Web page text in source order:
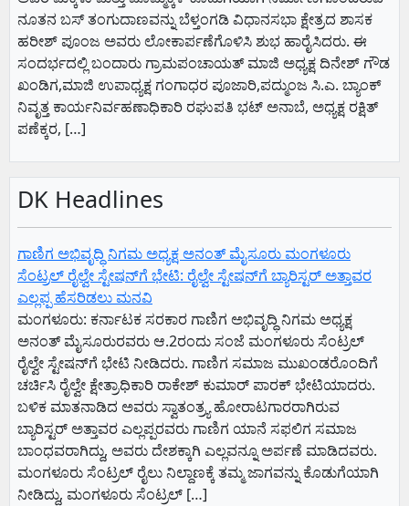
ನೂತನ ಬಸ್ ತಂಗುದಾಣವನ್ನು ಬೆಳ್ತಂಗಡಿ ವಿಧಾನಸಭಾ ಕ್ಷೇತ್ರದ ಶಾಸಕ
ಹರೀಶ್ ಪೂಂಜ ಅವರು ಲೋಕಾರ್ಪಣೆಗೊಳಿಸಿ ಶುಭ ಹಾರೈಸಿದರು. ಈ
ಸಂದರ್ಭದಲ್ಲಿ ಬಂದಾರು ಗ್ರಾಮಪಂಚಾಯತ್ ಮಾಜಿ ಅಧ್ಯಕ್ಷ ದಿನೇಶ್ ಗೌಡ
ಖಂಡಿಗ,ಮಾಜಿ ಉಪಾಧ್ಯಕ್ಷ ಗಂಗಾಧರ ಪೂಜಾರಿ,ಪದ್ಮುಂಜ ಸಿ.ಎ. ಬ್ಯಾಂಕ್
ನಿವೃತ್ತ ಕಾರ್ಯನಿರ್ವಹಣಾಧಿಕಾರಿ ರಘುಪತಿ ಭಟ್ ಅನಾಬೆ, ಅಧ್ಯಕ್ಷ ರಕ್ಷಿತ್
ಪಣೆಕ್ಕರ, […]
DK Headlines
ಗಾಣಿಗ ಅಭಿವೃದ್ಧಿ ನಿಗಮ ಅಧ್ಯಕ್ಷ‌ ಅನಂತ್‌ ಮೈಸೂರು ಮಂಗಳೂರು
ಸೆಂಟ್ರಲ್‌ ರೈಲ್ವೇ ಸ್ಟೇಷನ್‌ಗೆ ಭೇಟಿ: ರೈಲ್ವೇ ಸ್ಟೇಷನ್‌ಗೆ ಬ್ಯಾರಿಸ್ಟರ್‌ ಅತ್ತಾವರ
ಎಲ್ಲಪ್ಪ ಹೆಸರಿಡಲು ಮನವಿ
ಮಂಗಳೂರು: ಕರ್ನಾಟಕ ಸರಕಾರ ಗಾಣಿಗ ಅಭಿವೃದ್ಧಿ ನಿಗಮ ಅಧ್ಯಕ್ಷ‌
ಅನಂತ್‌ ಮೈಸೂರುರವರು ಆ.2ರಂದು ಸಂಜೆ ಮಂಗಳೂರು ಸೆಂಟ್ರಲ್‌
ರೈಲ್ವೇ ಸ್ಟೇಷನ್‌ಗೆ ಭೇಟಿ ನೀಡಿದರು. ಗಾಣಿಗ ಸಮಾಜ ಮುಖಂಡರೊಂದಿಗೆ
ಚರ್ಚಿಸಿ ರೈಲ್ವೇ ಕ್ಷೇತ್ರಾಧಿಕಾರಿ ರಾಕೇಶ್‌ ಕುಮಾರ್‌ ಪಾರಕ್‌ ಭೇಟಿಯಾದರು.
ಬಳಿಕ ಮಾತನಾಡಿದ ಅವರು ಸ್ವಾತಂತ್ರ್ಯ ಹೋರಾಟಗಾರರಾಗಿರುವ
ಬ್ಯಾರಿಸ್ಟರ್‌ ಅತ್ತಾವರ ಎಲ್ಲಪ್ಪರವರು ಗಾಣಿಗ ಯಾನೆ ಸಫಲಿಗ ಸಮಾಜ
ಬಾಂಧವರಾಗಿದ್ದು, ಅವರು ದೇಶಕ್ಕಾಗಿ ಎಲ್ಲವನ್ನೂ ಅರ್ಪಣೆ ಮಾಡಿದವರು.
ಮಂಗಳೂರು ಸೆಂಟ್ರಲ್‌ ರೈಲು ನಿಲ್ದಾಣಕ್ಕೆ ತಮ್ಮ ಜಾಗವನ್ನು ಕೊಡುಗೆಯಾಗಿ
ನೀಡಿದ್ದು, ಮಂಗಳೂರು ಸೆಂಟ್ರಲ್‌ […]